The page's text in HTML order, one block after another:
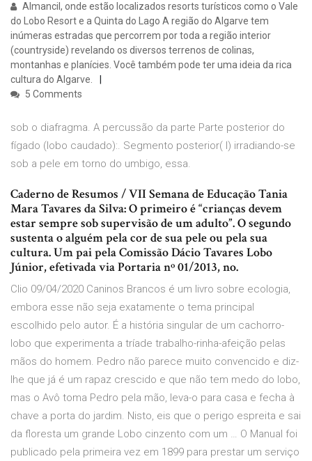
Almancil, onde estão localizados resorts turísticos como o Vale
do Lobo Resort e a Quinta do Lago A região do Algarve tem
inúmeras estradas que percorrem por toda a região interior
(countryside) revelando os diversos terrenos de colinas,
montanhas e planícies. Você também pode ter uma ideia da rica
cultura do Algarve.
5 Comments
sob o diafragma. A percussão da parte Parte posterior do
fígado (lobo caudado):. Segmento posterior( I) irradiando-se
sob a pele em torno do umbigo, essa.
Caderno de Resumos / VII Semana de Educação Tania
Mara Tavares da Silva: O primeiro é “crianças devem
estar sempre sob supervisão de um adulto”. O segundo
sustenta o alguém pela cor de sua pele ou pela sua
cultura. Um pai pela Comissão Dácio Tavares Lobo
Júnior, efetivada via Portaria nº 01/2013, no.
Clio 09/04/2020 Caninos Brancos é um livro sobre ecologia,
embora esse não seja exatamente o tema principal
escolhido pelo autor. É a história singular de um cachorro-
lobo que experimenta a tríade trabalho-rinha-afeição pelas
mãos do homem. Pedro não parece muito convencido e diz-
lhe que já é um rapaz crescido e que não tem medo do lobo,
mas o Avô toma Pedro pela mão, leva-o para casa e fecha à
chave a porta do jardim. Nisto, eis que o perigo espreita e sai
da floresta um grande Lobo cinzento com um … O Manual foi
publicado pela primeira vez em 1899 para prestar um serviço